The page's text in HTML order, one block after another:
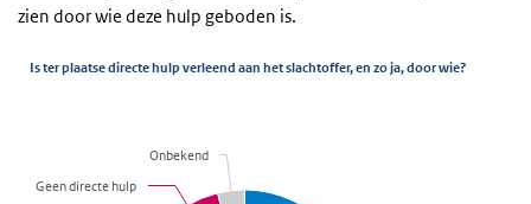
zien door wie deze hulp geboden is.